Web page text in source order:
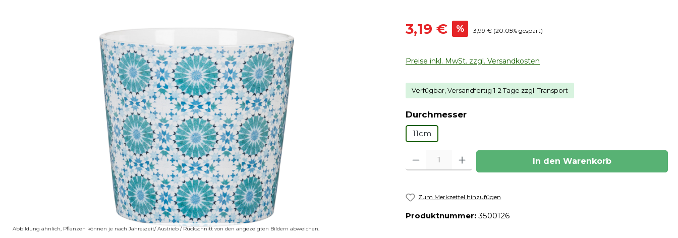
Abbildung ähnlich, Pflanzen können je nach Jahreszeit/ Austrieb / Rückschnitt von den angezeigten Bildern abweichen.
Verkaufspreis:
3,19 € % Regulärer Preis:
3,99 € (20.05% gespart)
Preise inkl. MwSt. zzgl. Versandkosten
Verfügbar, Versandfertig 1-2 Tage zzgl. Transport
Durchmesserauswählen
11cm
Produkt Anzahl: Gib den gewünschten Wert ein oder benutze die
In den Warenkorb
Zum Merkzettel hinzufügen
Produktnummer: 3500126